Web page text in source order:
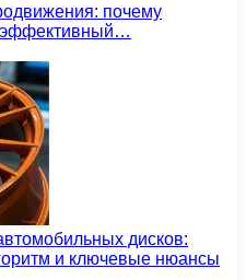
почему
дисков:
и ключевые нюансы